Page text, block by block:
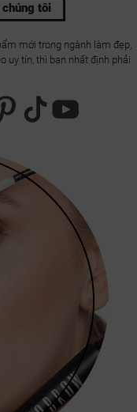
chúng tôi
mới trong ngành làm đẹp,
uy tín, thì bạn nhất định phải